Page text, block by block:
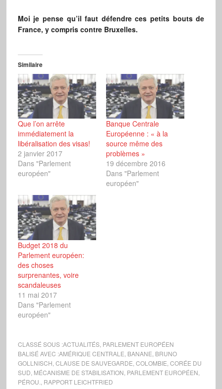
Moi je pense qu’il faut défendre ces petits bouts de
France, y compris contre Bruxelles.
Similaire
Que l’on arrête
immédiatement la
libéralisation des visas!
2 janvier 2017
Dans "Parlement
européen"
Banque Centrale
Européenne : « à la
source même des
problèmes »
19 décembre 2016
Dans "Parlement
européen"
Budget 2018 du
Parlement européen:
des choses
surprenantes, voire
scandaleuses
11 mai 2017
Dans "Parlement
européen"
CLASSÉ SOUS :ACTUALITÉS, PARLEMENT EUROPÉEN
BALISÉ AVEC :AMÉRIQUE CENTRALE BANANE BRUNO
GOLLNISCH CLAUSE DE SAUVEGARDE COLOMBIE CORÉE DU
SUD MÉCANISME DE STABILISATION PARLEMENT EUROPÉEN
PÉROU.
RAPPORT LEICHTFRIED